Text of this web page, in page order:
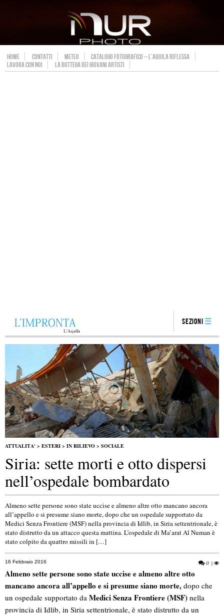
HOME CONTATTI METEO
CATALOGO FOTOGRAFICO – L’AQUILA RIFLESSA
LAVORA CON NOI
LA BOTTEGA DEI GIOVANI ARTISTI
Sezioni
ATTUALITA' > ESTERI > IN RILIEVO > SOCIALE
Siria: sette morti e otto dispersi
nell’ospedale bombardato
Almeno sette persone sono state uccise e almeno altre otto mancano ancora
all’appello e si presume siano morte, dopo che un ospedale supportato da
Medici Senza Frontiere (MSF) nella provincia di Idlib, in Siria settentrionale, è
stato distrutto da un attacco questa mattina. L’ospedale di Ma’arat Al Numan è
stato colpito da quattro missili in […]
16 Febbraio 2016 0 |
Almeno sette persone sono state uccise e almeno altre otto
mancano ancora all’appello e si presume siano morte, dopo che
un ospedale supportato da Medici Senza Frontiere (MSF) nella
provincia di Idlib, in Siria settentrionale, è stato distrutto da un